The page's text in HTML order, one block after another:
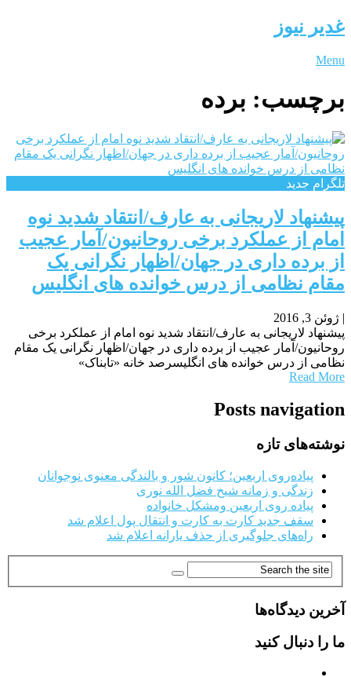
غدیر نیوز
Menu
برچسب: برده
تلگرام جدید
پیشنهاد لاریجانی به عارف/انتقاد شدید نوه
امام از عملکرد برخی روحانیون/آمار عجیب
از برده داری در جهان/اظهار نگرانی یک
مقام نظامی از درس خوانده های انگلیس
| ژوئن 3, 2016
پیشنهاد لاریجانی به عارف/انتقاد شدید نوه امام از عملکرد برخی
روحانیون/آمار عجیب از برده داری در جهان/اظهار نگرانی یک مقام
نظامی از درس خوانده های انگلیسرصد خانه «تابناک»
Read More
Posts navigation
نوشته‌های تازه
پیاده‌روی اربعین؛ کانون شور و بالندگی معنوی نوجوانان
زندگی و زمانه شیخ فضل الله نوری
پیاده روی اربعین ومشکل خانواده
سقف جدید کارت به کارت و انتقال پول اعلام شد
راه‌های جلوگیری از حذف یارانه اعلام شد
آخرین دیدگاه‌ها
ما را دنبال کنید